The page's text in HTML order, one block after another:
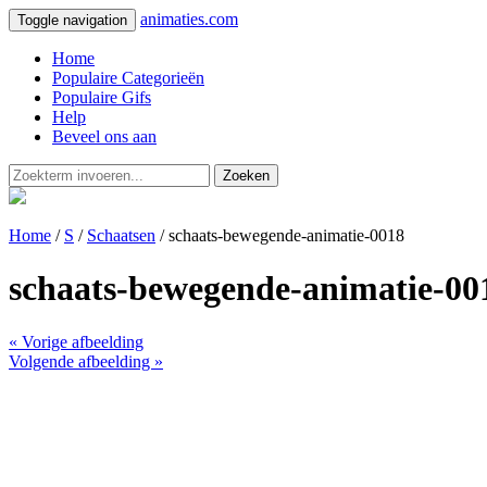
Toggle navigation animaties.com
Home
Populaire Categorieën
Populaire Gifs
Help
Beveel ons aan
Zoeken
Home / S / Schaatsen / schaats-bewegende-animatie-0018
schaats-bewegende-animatie-
« Vorige afbeelding
Volgende afbeelding »